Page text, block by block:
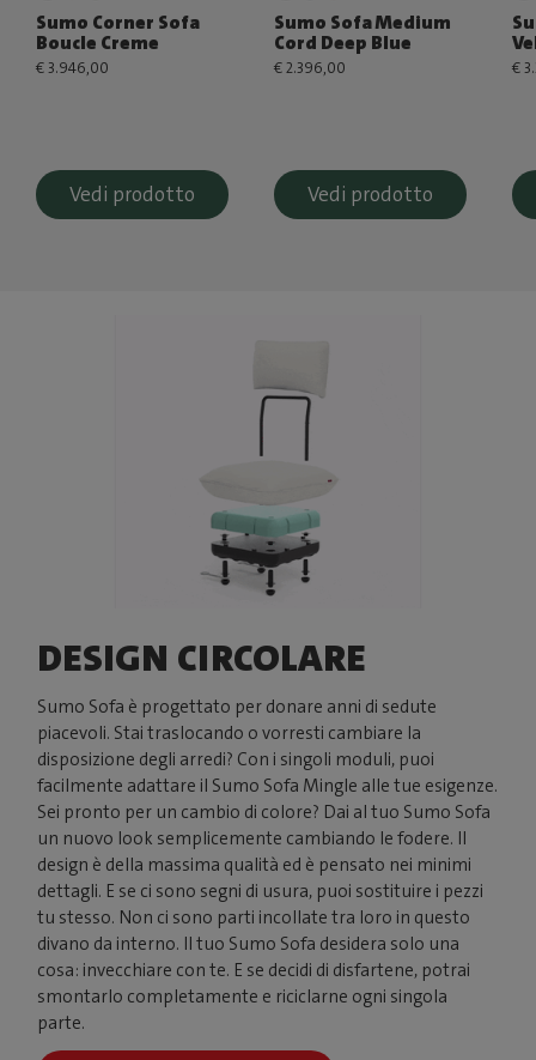
Sumo Corner Sofa
Boucle Creme
€ 3.946,00
Vedi prodotto
Sumo Sofa Medium
Cord Deep Blue
€ 2.396,00
Vedi prodotto
€
DESIGN CIRCOLARE
Sumo Sofa è progettato per donare anni di sedute
piacevoli. Stai traslocando o vorresti cambiare la
disposizione degli arredi? Con i singoli moduli, puoi
facilmente adattare il Sumo Sofa Mingle alle tue esigenze.
Sei pronto per un cambio di colore? Dai al tuo Sumo Sofa
un nuovo look semplicemente cambiando le fodere. Il
design è della massima qualità ed è pensato nei minimi
dettagli. E se ci sono segni di usura, puoi sostituire i pezzi
tu stesso. Non ci sono parti incollate tra loro in questo
divano da interno. Il tuo Sumo Sofa desidera solo una
cosa: invecchiare con te. E se decidi di disfartene, potrai
smontarlo completamente e riciclarne ogni singola
parte.